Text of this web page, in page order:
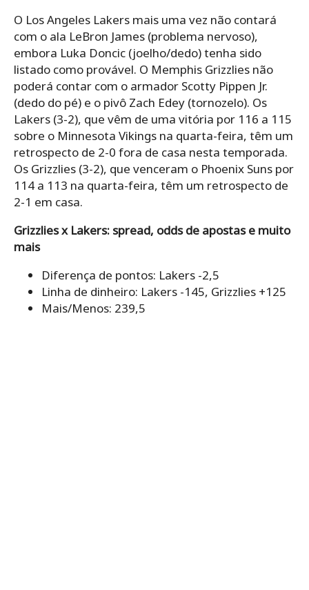
O Los Angeles Lakers mais uma vez não contará
com o ala LeBron James (problema nervoso),
embora Luka Doncic (joelho/dedo) tenha sido
listado como provável. O Memphis Grizzlies não
poderá contar com o armador Scotty Pippen Jr.
(dedo do pé) e o pivô Zach Edey (tornozelo). Os
Lakers (3-2), que vêm de uma vitória por 116 a 115
sobre o Minnesota Vikings na quarta-feira, têm um
retrospecto de 2-0 fora de casa nesta temporada.
Os Grizzlies (3-2), que venceram o Phoenix Suns por
114 a 113 na quarta-feira, têm um retrospecto de
2-1 em casa.
Grizzlies x Lakers: spread, odds de apostas e muito
mais
Diferença de pontos: Lakers -2,5
Linha de dinheiro: Lakers -145, Grizzlies +125
Mais/Menos: 239,5